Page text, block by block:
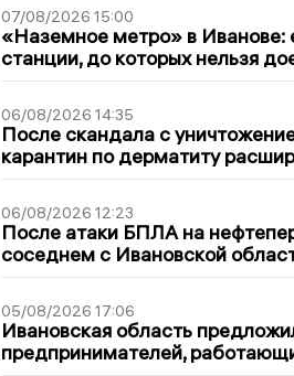
07/08/2026 15:00
«Наземное метро» в Иванове:
станции, до которых нельзя
06/08/2026 14:35
После скандала с
карантин по дерматиту
06/08/2026 12:23
После атаки БПЛА на
соседнем с Ивановской
05/08/2026 17:06
Ивановская область
предпринимателей,